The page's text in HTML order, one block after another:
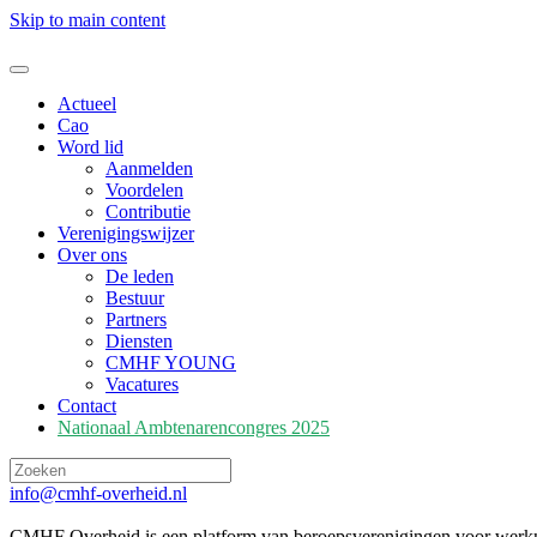
Skip to main content
Actueel
Cao
Word lid
Aanmelden
Voordelen
Contributie
Verenigingswijzer
Over ons
De leden
Bestuur
Partners
Diensten
CMHF YOUNG
Vacatures
Contact
Nationaal Ambtenarencongres 2025
info@cmhf-overheid.nl